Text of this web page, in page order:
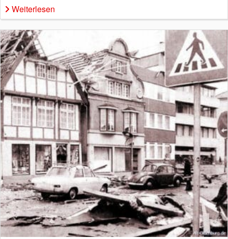
Weiterlesen